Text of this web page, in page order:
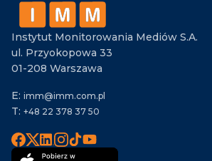
Instytut Monitorowania Mediów S.A.
ul. Przyokopowa 33
01-208 Warszawa
E: imm@imm.com.pl
T: +48 22 378 37 50